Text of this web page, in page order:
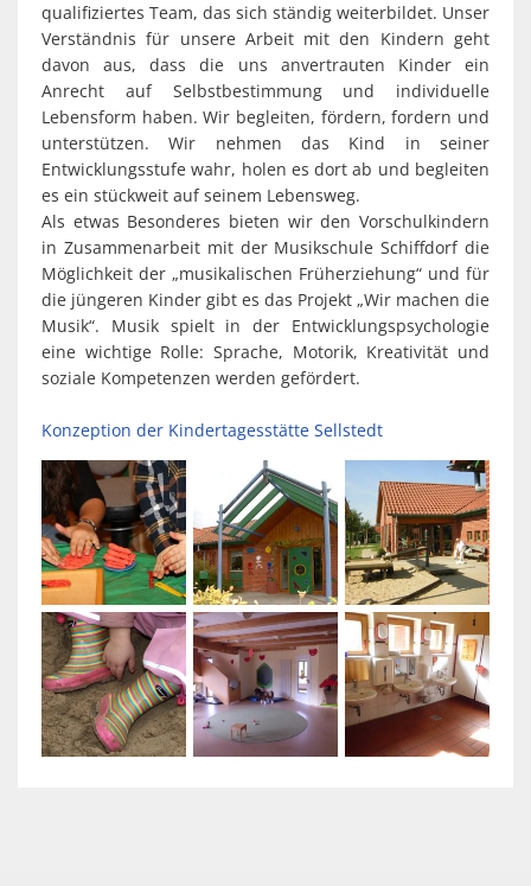
qualifiziertes Team, das sich ständig weiterbildet. Unser
Verständnis für unsere Arbeit mit den Kindern geht
davon aus, dass die uns anvertrauten Kinder ein
Anrecht auf Selbstbestimmung und individuelle
Lebensform haben. Wir begleiten, fördern, fordern und
unterstützen. Wir nehmen das Kind in seiner
Entwicklungsstufe wahr, holen es dort ab und begleiten
es ein stückweit auf seinem Lebensweg.
Als etwas Besonderes bieten wir den Vorschulkindern
in Zusammenarbeit mit der Musikschule Schiffdorf die
Möglichkeit der „musikalischen Früherziehung“ und für
die jüngeren Kinder gibt es das Projekt „Wir machen die
Musik“. Musik spielt in der Entwicklungspsychologie
eine wichtige Rolle: Sprache, Motorik, Kreativität und
soziale Kompetenzen werden gefördert.
Konzeption der Kindertagesstätte Sellstedt